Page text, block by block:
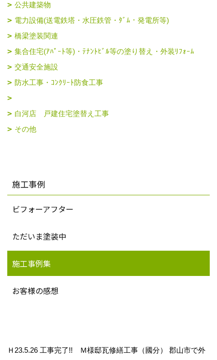
公共建築物
電力設備(送電鉄塔・水圧鉄管・ﾀﾞﾑ・発電所等)
橋梁塗装関連
集合住宅(ｱﾊﾟｰﾄ等)・ﾃﾅﾝﾄﾋﾞﾙ等の塗り替え・外装ﾘﾌｫｰﾑ
交通安全施設
防水工事・ｺﾝｸﾘｰﾄ防食工事
白河店 戸建住宅塗替え工事
その他
施工事例
ビフォーアフター
ただいま塗装中
施工事例集
お客様の感想
Ｈ23.5.26 工事完了!! Ｍ様邸瓦修繕工事（國分） 郡山市で外